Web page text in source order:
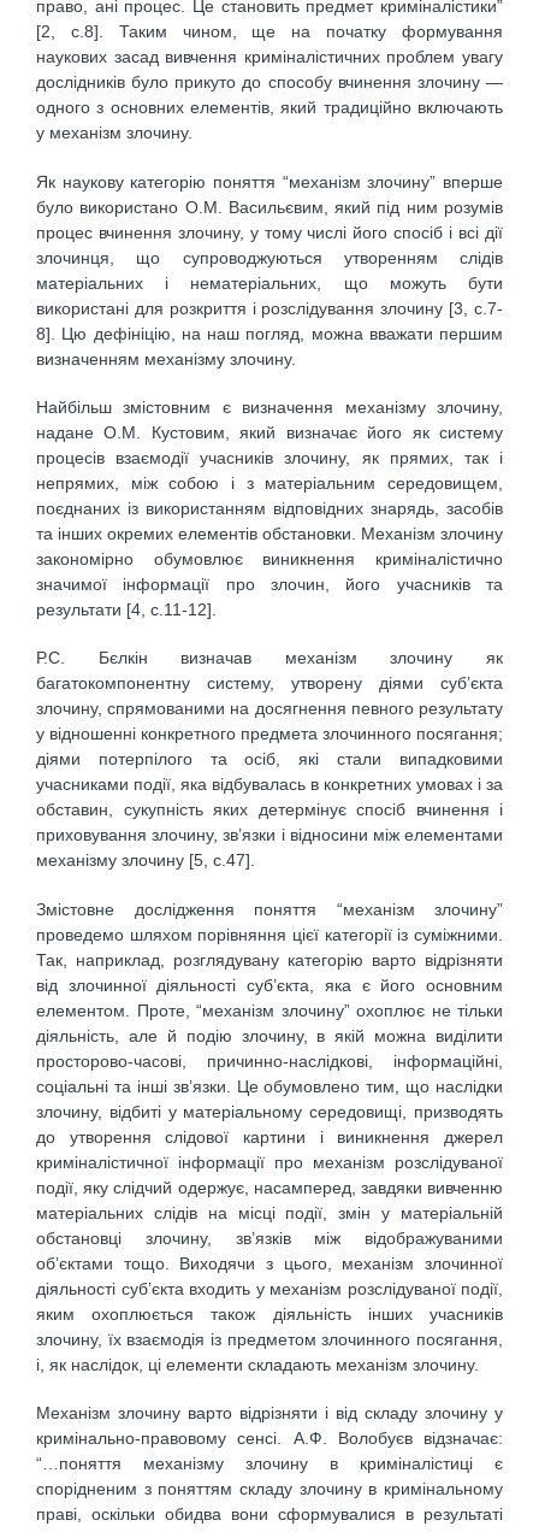
право, ані процес. Це становить предмет криміналістики”
[2, с.8]. Таким чином, ще на початку формування
наукових засад вивчення криміналістичних проблем увагу
дослідників було прикуто до способу вчинення злочину —
одного з основних елементів, який традиційно включають
у механізм злочину.
Як наукову категорію поняття “механізм злочину” вперше
було використано О.М. Васильєвим, який під ним розумів
процес вчинення злочину, у тому числі його спосіб і всі дії
злочинця, що супроводжуються утворенням слідів
матеріальних і нематеріальних, що можуть бути
використані для розкриття і розслідування злочину [3, с.7-
8]. Цю дефініцію, на наш погляд, можна вважати першим
визначенням механізму злочину.
Найбільш змістовним є визначення механізму злочину,
надане О.М. Кустовим, який визначає його як систему
процесів взаємодії учасників злочину, як прямих, так і
непрямих, між собою і з матеріальним середовищем,
поєднаних із використанням відповідних знарядь, засобів
та інших окремих елементів обстановки. Механізм злочину
закономірно обумовлює виникнення криміналістично
значимої інформації про злочин, його учасників та
результати [4, с.11-12].
Р.С. Бєлкін визначав механізм злочину як
багатокомпонентну систему, утворену діями суб’єкта
злочину, спрямованими на досягнення певного результату
у відношенні конкретного предмета злочинного посягання;
діями потерпілого та осіб, які стали випадковими
учасниками події, яка відбувалась в конкретних умовах і за
обставин, сукупність яких детермінує спосіб вчинення і
приховування злочину, зв’язки і відносини між елементами
механізму злочину [5, с.47].
Змістовне дослідження поняття “механізм злочину”
проведемо шляхом порівняння цієї категорії із суміжними.
Так, наприклад, розглядувану категорію варто відрізняти
від злочинної діяльності суб’єкта, яка є його основним
елементом. Проте, “механізм злочину” охоплює не тільки
діяльність, але й подію злочину, в якій можна виділити
просторово-часові, причинно-наслідкові, інформаційні,
соціальні та інші зв’язки. Це обумовлено тим, що наслідки
злочину, відбиті у матеріальному середовищі, призводять
до утворення слідової картини і виникнення джерел
криміналістичної інформації про механізм розслідуваної
події, яку слідчий одержує, насамперед, завдяки вивченню
матеріальних слідів на місці події, змін у матеріальній
обстановці злочину, зв’язків між відображуваними
об’єктами тощо. Виходячи з цього, механізм злочинної
діяльності суб’єкта входить у механізм розслідуваної події,
яким охоплюється також діяльність інших учасників
злочину, їх взаємодія із предметом злочинного посягання,
і, як наслідок, ці елементи складають механізм злочину.
Механізм злочину варто відрізняти і від складу злочину у
кримінально-правовому сенсі. А.Ф. Волобуєв відзначає:
“…поняття механізму злочину в криміналістиці є
спорідненим з поняттям складу злочину в кримінальному
праві, оскільки обидва вони сформувалися в результаті